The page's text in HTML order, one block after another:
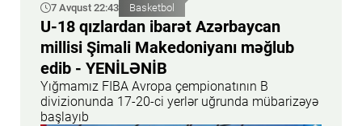
7 Avqust 22:43 Basketbol
U-18 qızlardan ibarət Azərbaycan
millisi Şimali Makedoniyanı məğlub
edib - YENİLƏNİB
Yığmamız FIBA Avropa çempionatının B
divizionunda 17-20-ci yerlər uğrunda mübarizəyə
başlayıb